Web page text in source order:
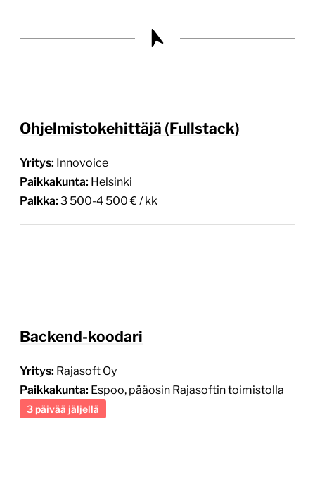
Ohjelmistokehittäjä (Fullstack)
Yritys: Innovoice
Paikkakunta: Helsinki
Palkka: 3 500-4 500 € / kk
Yritys:Rajasoft Oy
3 päivää jäljellä